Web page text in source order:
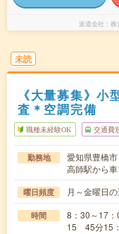
派遣会社 株
未読
《大量募集》小
査＊空調完備
職種未経験OK 交通費
勤務地
愛知県豊橋市
高師駅から
曜日頻度 月～金曜日
時間
8：30～17：
15 45分15